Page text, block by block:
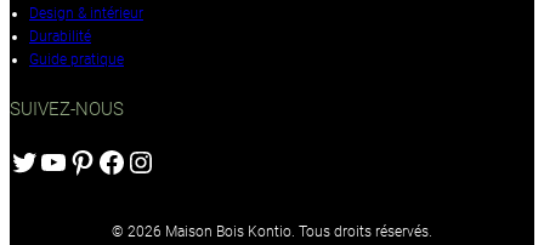
Design & intérieur
Durabilité
Guide pratique
SUIVEZ-NOUS
Twitter YouTube Pinterest Facebook Instagram
© 2026 Maison Bois Kontio. Tous droits réservés.